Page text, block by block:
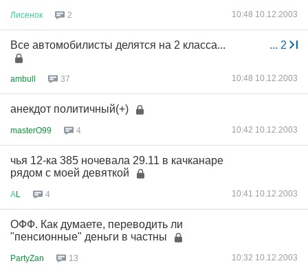
Лисенок 2 10:48 10.12.2003
... 2
Все автомобилисты делятся на 2 класса...
ambull 37 10:48 10.12.2003
анекдот политичный(+)
masterO99 4 10:42 10.12.2003
чья 12-ка 385 ночевала 29.11 в качканаре
рядом с моей девяткой
АL 4 10:41 10.12.2003
ОФФ. Как думаете, переводить ли
"пенсионные" деньги в частны
PartyZan 13 10:32 10.12.2003